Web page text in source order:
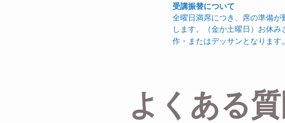
受講振替について
全曜日満席につき、席の準備
します。（金か土曜日）お休
作・またはデッサンとなります。
よくある質